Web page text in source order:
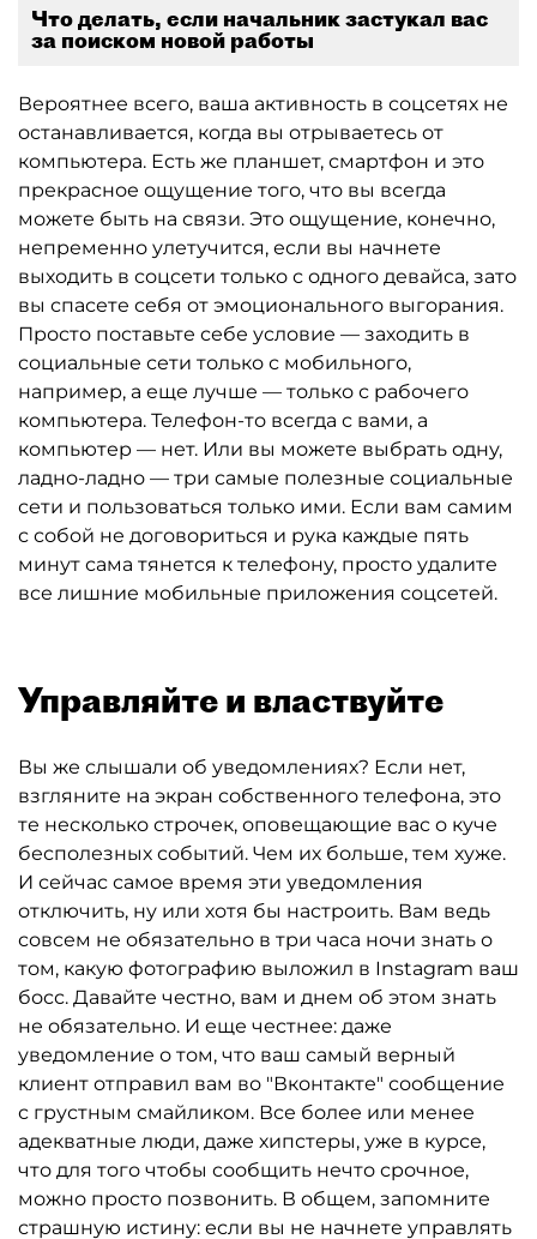
Что делать, если начальник застукал вас
за поиском новой работы
Вероятнее всего, ваша активность в соцсетях не
останавливается, когда вы отрываетесь от
компьютера. Есть же планшет, смартфон и это
прекрасное ощущение того, что вы всегда
можете быть на связи. Это ощущение, конечно,
непременно улетучится, если вы начнете
выходить в соцсети только с одного девайса, зато
вы спасете себя от эмоционального выгорания.
Просто поставьте себе условие — заходить в
социальные сети только с мобильного,
например, а еще лучше — только с рабочего
компьютера. Телефон-то всегда с вами, а
компьютер — нет. Или вы можете выбрать одну,
ладно-ладно — три самые полезные социальные
сети и пользоваться только ими. Если вам самим
с собой не договориться и рука каждые пять
минут сама тянется к телефону, просто удалите
все лишние мобильные приложения соцсетей.
Управляйте и властвуйте
Вы же слышали об уведомлениях? Если нет,
взгляните на экран собственного телефона, это
те несколько строчек, оповещающие вас о куче
бесполезных событий. Чем их больше, тем хуже.
И сейчас самое время эти уведомления
отключить, ну или хотя бы настроить. Вам ведь
совсем не обязательно в три часа ночи знать о
том, какую фотографию выложил в Instagram ваш
босс. Давайте честно, вам и днем об этом знать
не обязательно. И еще честнее: даже
уведомление о том, что ваш самый верный
клиент отправил вам во "Вконтакте" сообщение
с грустным смайликом. Все более или менее
адекватные люди, даже хипстеры, уже в курсе,
что для того чтобы сообщить нечто срочное,
можно просто позвонить. В общем, запомните
страшную истину: если вы не начнете управлять